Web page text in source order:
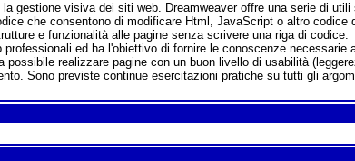
gestione visiva dei siti web. Dreamweaver offre una serie di
che consentono di modificare Html, JavaScript o altro codice
e funzionalità alle pagine senza scrivere una riga di codice.
ed ha l'obiettivo di fornire le conoscenze
realizzare pagine con un buon livello di usabilità
Sono previste continue esercitazioni pratiche su tutti gli